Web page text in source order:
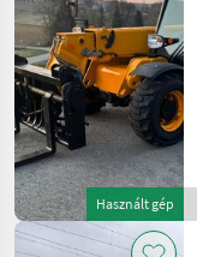
Használt gép